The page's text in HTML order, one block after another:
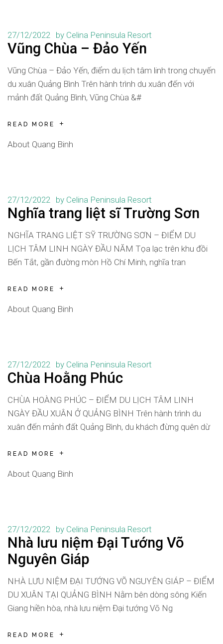
27/12/2022 by Celina Peninsula Resort
Vũng Chùa – Đảo Yến
Vũng Chùa – Đảo Yến, điểm du lịch tâm linh trong chuyến
du xuân Quảng Bình Trên hành trình du xuân đến với
mảnh đất Quảng Bình, Vũng Chùa &#
READ MORE
About Quang Binh
27/12/2022 by Celina Peninsula Resort
Nghĩa trang liệt sĩ Trường Sơn
NGHĨA TRANG LIỆT SỸ TRƯỜNG SƠN – ĐIỂM DU
LỊCH TÂM LINH NGÀY ĐẦU NĂM Tọa lạc trên khu đồi
Bến Tắt, gần đường mòn Hồ Chí Minh, nghĩa tran
READ MORE
About Quang Binh
27/12/2022 by Celina Peninsula Resort
Chùa Hoằng Phúc
CHÙA HOÀNG PHÚC – ĐIỂM DU LỊCH TÂM LINH
NGÀY ĐẦU XUÂN Ở QUẢNG BÌNH Trên hành trình du
xuân đến mảnh đất Quảng Bình, du khách đừng quên dừ
READ MORE
About Quang Binh
27/12/2022 by Celina Peninsula Resort
Nhà lưu niệm Đại Tướng Võ
Nguyên Giáp
NHÀ LƯU NIỆM ĐẠI TƯỚNG VÕ NGUYÊN GIÁP – ĐIỂM
DU XUÂN TẠI QUẢNG BÌNH Nằm bên dòng sông Kiến
Giang hiền hòa, nhà lưu niệm Đại tướng Võ Ng
READ MORE